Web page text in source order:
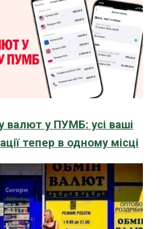
валют у ПУМБ: усі ваші
тепер в одному місці